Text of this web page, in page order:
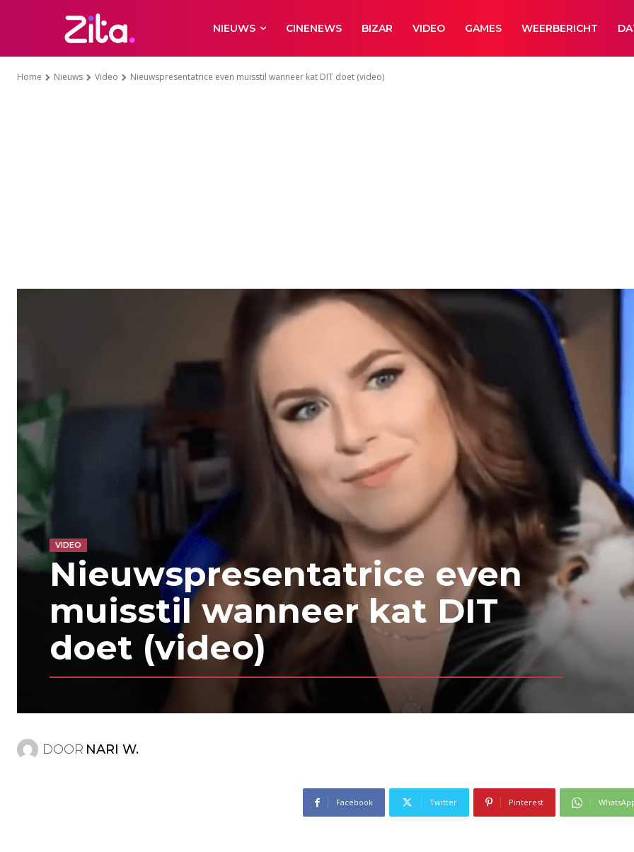
NIEUWS CINENEWS BIZAR VIDEO GAMES WEERBERICHT
Home Nieuws Video Nieuwspresentatrice even muisstil wanneer kat DIT doet (video)
VIDEO
Nieuwspresentatrice even
muisstil wanneer kat DIT
doet (video)
DOOR NARI W.
Facebook Twitter Pinterest